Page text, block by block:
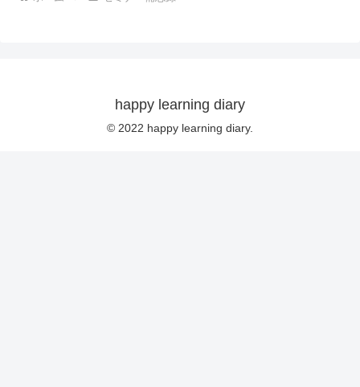
happy learning diary
© 2022 happy learning diary.